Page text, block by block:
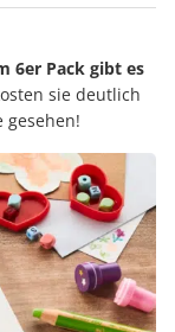
6er Pack gibt es
sie deutlich
gesehen!